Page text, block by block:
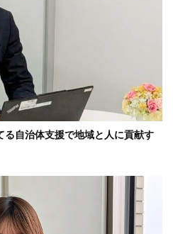
る自治体支援で地域と人に貢献す